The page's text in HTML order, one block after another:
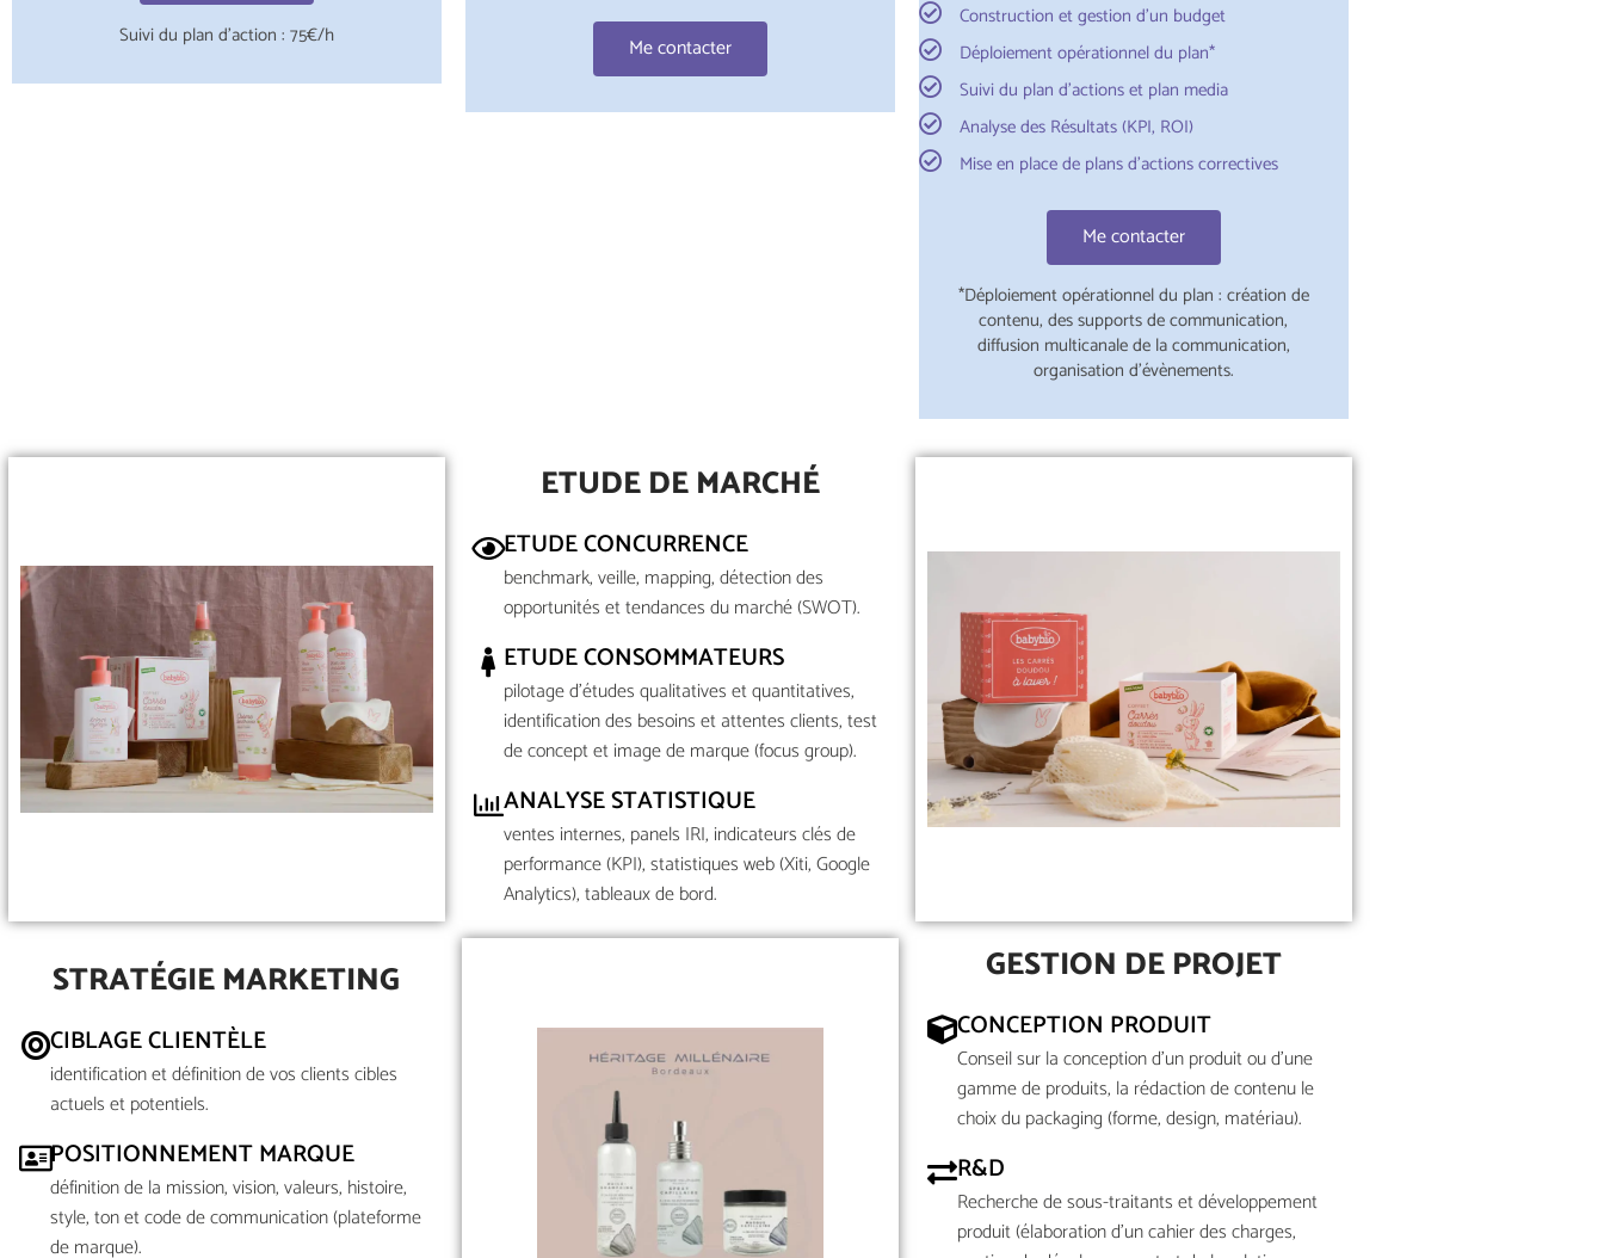
Suivi du plan d'action : 75€/h Me contacter
Construction et gestion d'un budget
Déploiement opérationnel du plan*
Suivi du plan d'actions et plan media
Analyse des Résultats (KPI, ROI)
Mise en place de plans d'actions correctives
Me contacter
*Déploiement opérationnel du plan : création de
contenu, des supports de communication,
diffusion multicanale de la communication,
organisation d'évènements.
ETUDE DE MARCHÉ
ETUDE CONCURRENCE
benchmark, veille, mapping, détection des
opportunités et tendances du marché (SWOT).
ETUDE CONSOMMATEURS
pilotage d'études qualitatives et quantitatives,
identification des besoins et attentes clients, test
de concept et image de marque (focus group).
ANALYSE STATISTIQUE
ventes internes, panels IRI, indicateurs clés de
performance (KPI), statistiques web (Xiti, Google
Analytics), tableaux de bord.
STRATÉGIE MARKETING
CIBLAGE CLIENTÈLE
identification et définition de vos clients cibles
actuels et potentiels.
POSITIONNEMENT MARQUE
définition de la mission, vision, valeurs, histoire,
style, ton et code de communication (plateforme
de marque).
GESTION DE PROJET
CONCEPTION PRODUIT
Conseil sur la conception d'un produit ou d'une
gamme de produits, la rédaction de contenu le
choix du packaging (forme, design, matériau).
R&D
Recherche de sous-traitants et développement
produit (élaboration d'un cahier des charges,